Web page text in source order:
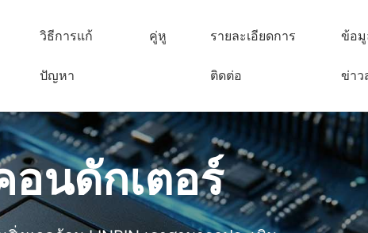
วิธีการแก้
ปัญหา
คู่หู รายละเอียดการ
ติดต่อ
ข้อ
ข่าว
นดักเตอร์